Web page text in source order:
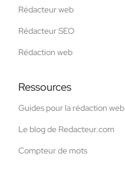
Rédacteur web
Rédacteur SEO
Rédaction web
Ressources
Guides pour la rédaction web
Le blog de Redacteur.com
Compteur de mots